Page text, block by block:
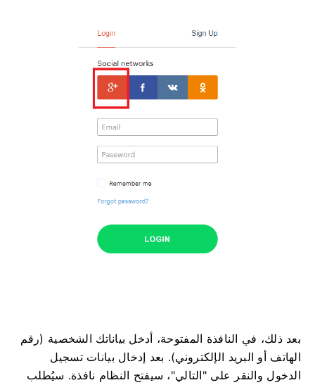
بعد ذلك، في النافذة المفتوحة، أدخل بياناتك الشخصية (رقم
الهاتف أو البريد الإلكتروني). بعد إدخال بيانات تسجيل
الدخول والنقر على "التالي"، سيفتح النظام نافذة. سيُطلب